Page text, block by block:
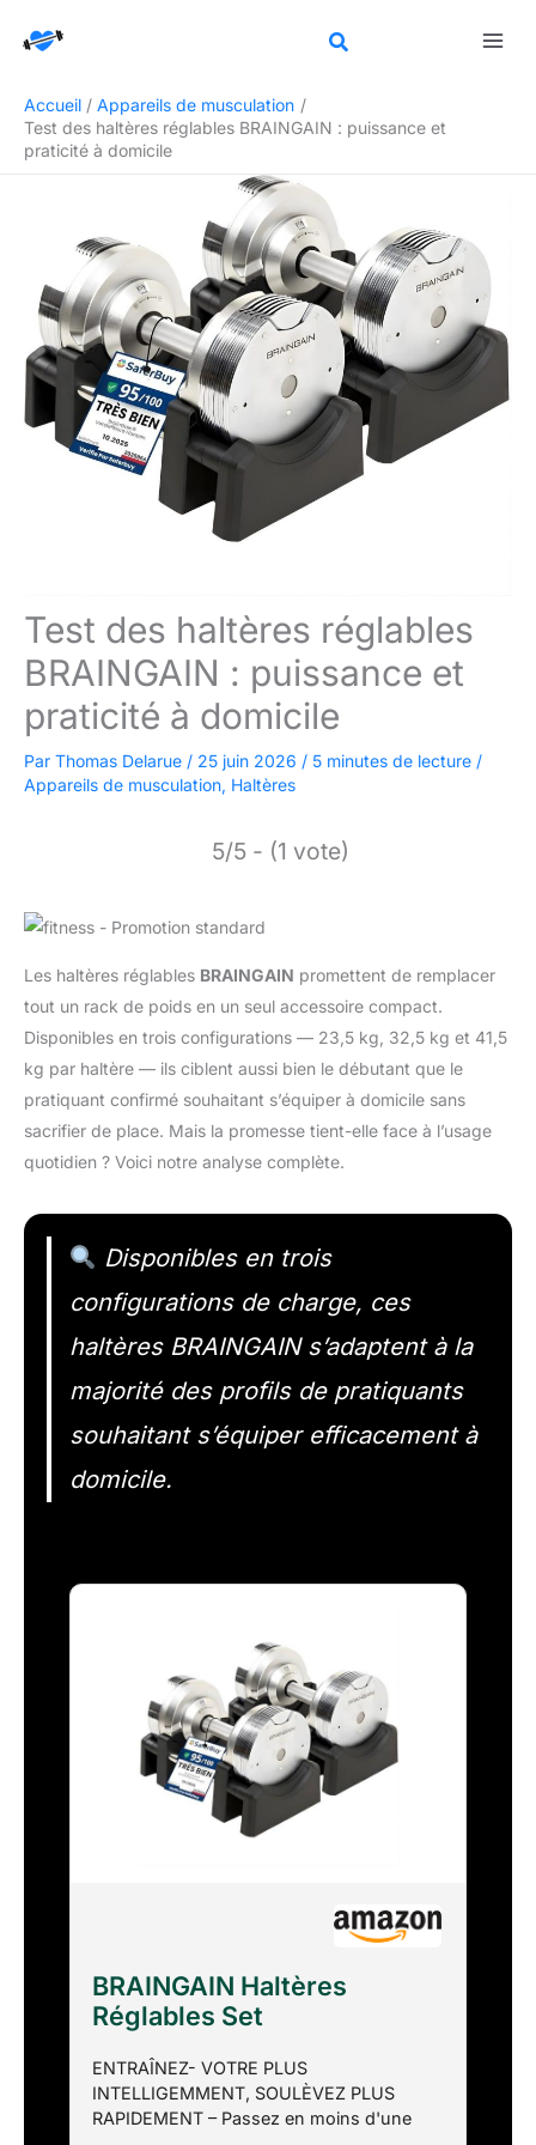
Accueil
Appareils de musculation
Test des haltères réglables BRAINGAIN : puissance et
praticité à domicile
Test des haltères réglables
BRAINGAIN : puissance et
praticité à domicile
Par Thomas Delarue / 25 juin 2026 / 5 minutes de lecture /
Appareils de musculation, Haltères
5/5 - (1 vote)
Les haltères réglables BRAINGAIN promettent de remplacer
tout un rack de poids en un seul accessoire compact.
Disponibles en trois configurations — 23,5 kg, 32,5 kg et 41,5
kg par haltère — ils ciblent aussi bien le débutant que le
pratiquant confirmé souhaitant s’équiper à domicile sans
sacrifier de place. Mais la promesse tient-elle face à l’usage
quotidien ? Voici notre analyse complète.
Disponibles en trois
configurations de charge, ces
haltères BRAINGAIN s’adaptent à la
majorité des profils de pratiquants
souhaitant s’équiper efficacement à
domicile.
BRAINGAIN Haltères
Réglables Set
Maintenant avec poignée
Gen 4 de 34mm – Changez
de poids en 1 sec –
ENTRAÎNEZ- VOTRE PLUS
INTELLIGEMMENT, SOULÈVEZ PLUS
RAPIDEMENT – Passez en moins d'une